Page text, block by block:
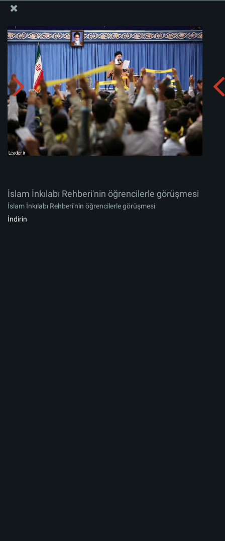
İslam İnkılabı Rehberi'nin öğrencilerle görüşmesi
Albümü indirin: zip
İslam İnkılabı Rehberi'nin öğrencilerle görüşmesi
İslam İnkılabı Rehberi'nin öğrencilerle görüşmesi
İndirin